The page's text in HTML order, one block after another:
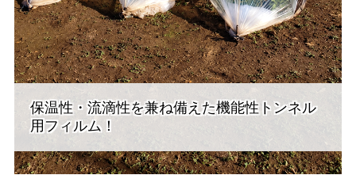
保温性・流滴性を兼ね備えた機能性トンネル
用フィルム！